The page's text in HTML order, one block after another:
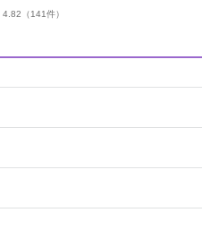
4.82 （141件）